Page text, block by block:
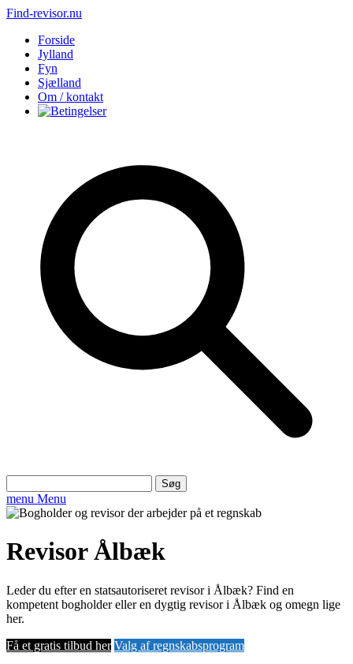
Find-revisor.nu
Forside
Jylland
Fyn
Sjælland
Om / kontakt
efter:
menu Menu
Revisor Ålbæk
Leder du efter en statsautoriseret revisor i Ålbæk? Find en
kompetent bogholder eller en dygtig revisor i Ålbæk og omegn lige
her.
Få et gratis tilbud her Valg af regnskabsprogram